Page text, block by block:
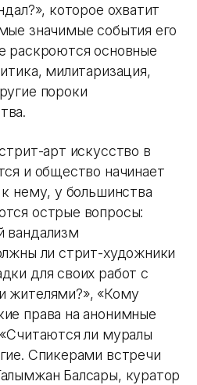
которое охватит
значимые события его
раскроются основные
милитаризация,
пороки
арт искусство в
и общество начинает
нему, у большинства
острые вопросы:
вандализм
ли стрит-художники
для своих работ с
жителями?», «Кому
права на анонимные
ли муралы
Спикерами встречи
Балсары, куратор